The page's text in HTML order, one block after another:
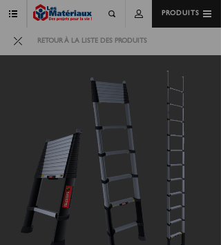
PRODUITS
RETOUR À LA LISTE DES PRODUITS